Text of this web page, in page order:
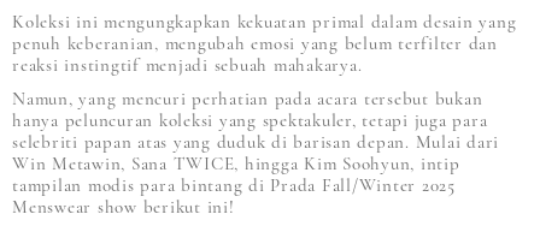
Koleksi ini mengungkapkan kekuatan primal dalam desain yang
penuh keberanian, mengubah emosi yang belum terfilter dan
reaksi instingtif menjadi sebuah mahakarya.
Namun, yang mencuri perhatian pada acara tersebut bukan
hanya peluncuran koleksi yang spektakuler, tetapi juga para
selebriti papan atas yang duduk di barisan depan. Mulai dari
Win Metawin, Sana TWICE, hingga Kim Soohyun, intip
tampilan modis para bintang di Prada Fall/Winter 2025
Menswear show berikut ini!